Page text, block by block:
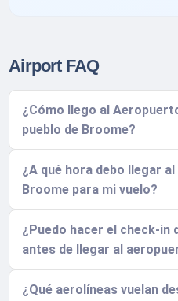
Airport FAQ
¿Cómo llego al
pueblo de Broome?
¿A qué hora debo llegar
Broome para mi vuelo?
¿Puedo hacer el check-in
antes de llegar al
¿Qué aerolíneas vuelan